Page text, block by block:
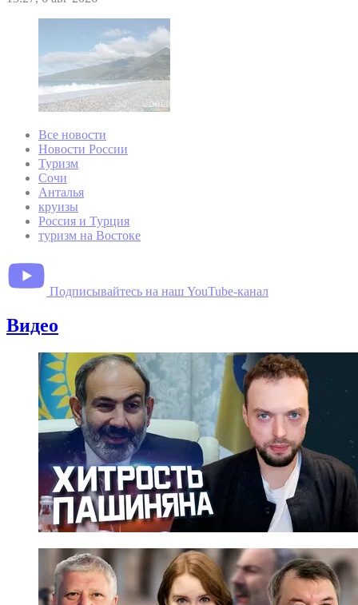
Все новости
Новости России
Туризм
Сочи
Анталья
круизы
Россия и Турция
туризм на Востоке
Подписывайтесь на наш YouTube-канал
Видео